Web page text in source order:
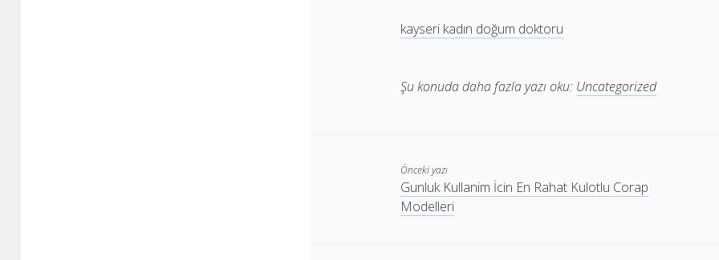
kayseri kadın doğum doktoru
Şu konuda daha fazla yazı oku: Uncategorized
Önceki yazı
Gunluk Kullanim İcin En Rahat Kulotlu Corap
Modelleri